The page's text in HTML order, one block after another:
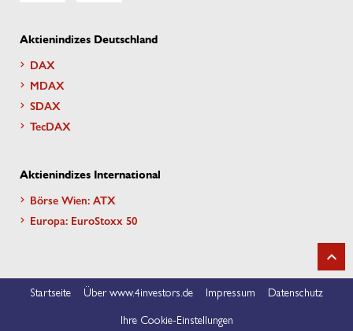
Aktienindizes Deutschland
DAX
MDAX
SDAX
TecDAX
Aktienindizes International
Börse Wien: ATX
Europa: EuroStoxx 50
Startseite Über www.4investors.de Impressum
Datenschutz
Ihre Cookie-Einstellungen